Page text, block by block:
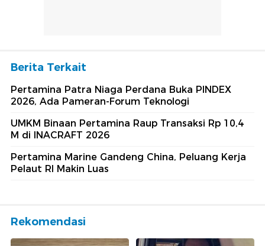
Berita Terkait
Pertamina Patra Niaga Perdana Buka PINDEX
2026, Ada Pameran-Forum Teknologi
UMKM Binaan Pertamina Raup Transaksi Rp 10,4
M di INACRAFT 2026
Pertamina Marine Gandeng China, Peluang Kerja
Pelaut RI Makin Luas
Rekomendasi